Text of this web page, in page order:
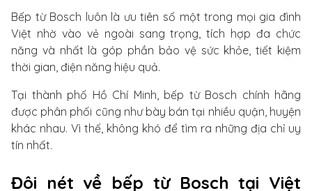
Bếp từ Bosch luôn là ưu tiên số một trong mọi gia đình
Việt nhờ vào vẻ ngoài sang trọng, tích hợp đa chức
năng và nhất là góp phần bảo vệ sức khỏe, tiết kiệm
thời gian, điện năng hiệu quả.
Tại thành phố Hồ Chí Minh, bếp từ Bosch chính hãng
được phân phối cũng như bày bán tại nhiều quận, huyện
khác nhau. Vì thế, không khó để tìm ra những địa chỉ uy
tín nhất.
Đôi nét về bếp từ Bosch tại Việt